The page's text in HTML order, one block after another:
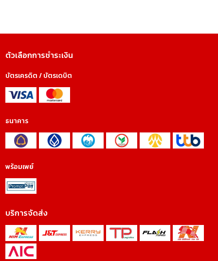
ตัวเลือกการชำระเงิน
บัตรเครดิต / บัตรเดบิต
ธนาคาร
พร้อมเพย์
บริการจัดส่ง